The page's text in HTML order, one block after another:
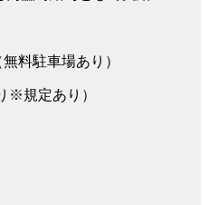
料駐車場あり）
※規定あり）